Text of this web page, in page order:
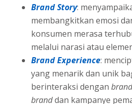
Brand Story:
membangkitkan emosi
konsumen merasa
melalui narasi atau
Brand Experience:
yang menarik dan unik
berinteraksi dengan brand
branddan kampanye